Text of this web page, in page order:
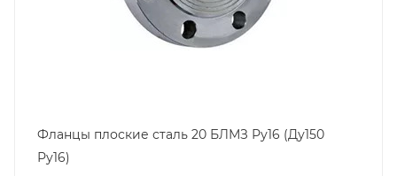
Фланцы плоские сталь 20 БЛМЗ Ру16 (Ду150
Ру16)